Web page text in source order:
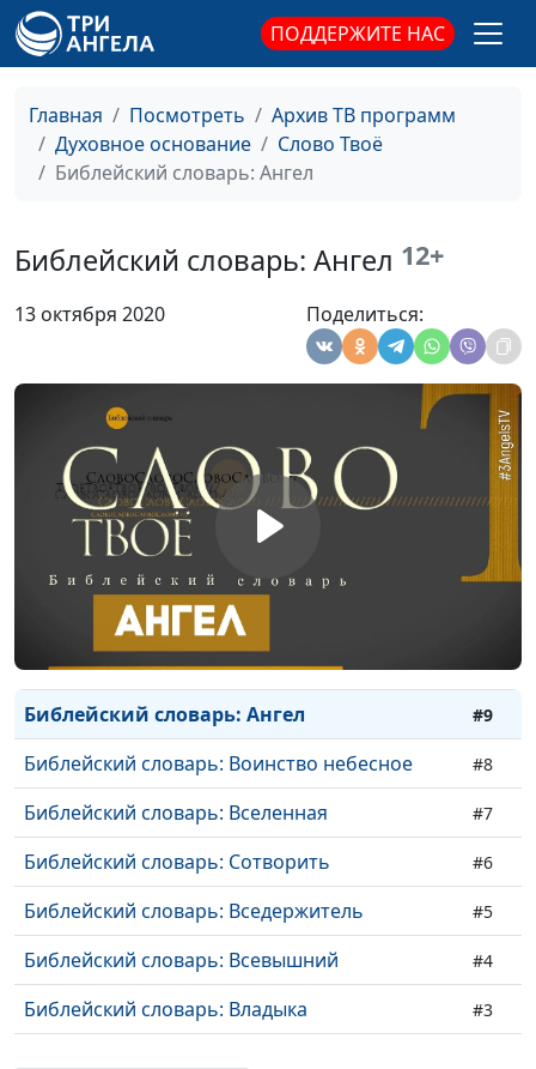
ПОДДЕРЖИТЕ НАС
Главная Посмотреть
Архив ТВ программ
Духовное основание
Слово Твоё
Библейский словарь: Ангел
Библейский словарь: Ангел 12+
13 октября 2020 Поделиться:
Библейский словарь: Заступник #23
Библейский словарь: Искупитель
Библейский словарь: Спаситель
Библейский словарь: Господь
Библейский словарь: Иисус Христос
Библейский словарь: Дух Божий
#16
Библейский словарь: Отец #15
Библейский словарь: Сущий #14
Библейский словарь: Жизнь
#12
Библейский словарь: Серафимы
Библейский словарь: Архангел #10
Библейский словарь: Ангел #9
Библейский словарь: Воинство небесное #8
Библейский словарь: Вселенная #7
Библейский словарь: Сотворить #6
Библейский словарь: Вседержитель #5
Библейский словарь: Всевышний #4
Библейский словарь: Владыка #3